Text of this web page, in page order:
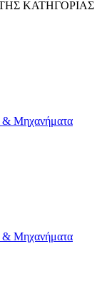
ΚΑΤΗΓΟΡΙΑΣ
& Μηχανήματα
& Μηχανήματα